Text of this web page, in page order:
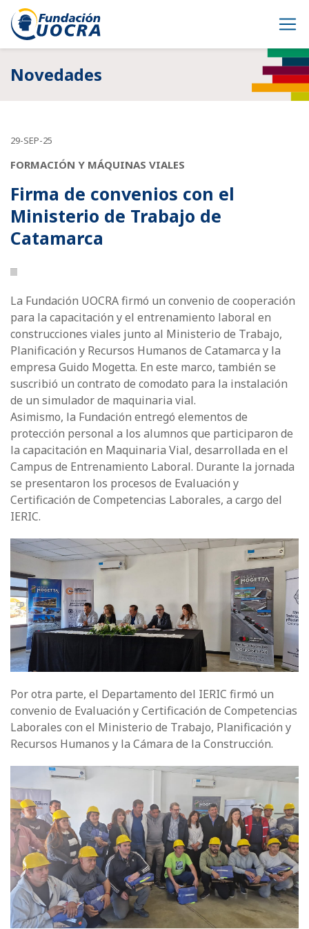
Novedades
29-SEP-25
FORMACIÓN Y MÁQUINAS VIALES
Firma de convenios con el
Ministerio de Trabajo de
Catamarca
La Fundación UOCRA firmó un convenio de cooperación
para la capacitación y el entrenamiento laboral en
construcciones viales junto al Ministerio de Trabajo,
Planificación y Recursos Humanos de Catamarca y la
empresa Guido Mogetta. En este marco, también se
suscribió un contrato de comodato para la instalación
de un simulador de maquinaria vial.
Asimismo, la Fundación entregó elementos de
protección personal a los alumnos que participaron de
la capacitación en Maquinaria Vial, desarrollada en el
Campus de Entrenamiento Laboral. Durante la jornada
se presentaron los procesos de Evaluación y
Certificación de Competencias Laborales, a cargo del
IERIC.
Por otra parte, el Departamento del IERIC firmó un
convenio de Evaluación y Certificación de Competencias
Laborales con el Ministerio de Trabajo, Planificación y
Recursos Humanos y la Cámara de la Construcción.